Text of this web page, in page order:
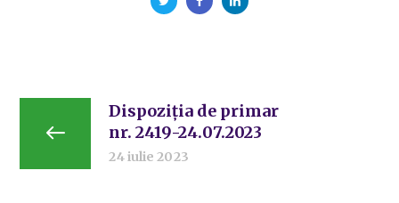
Dispoziția de primar
nr. 2419-24.07.2023
24 iulie 2023